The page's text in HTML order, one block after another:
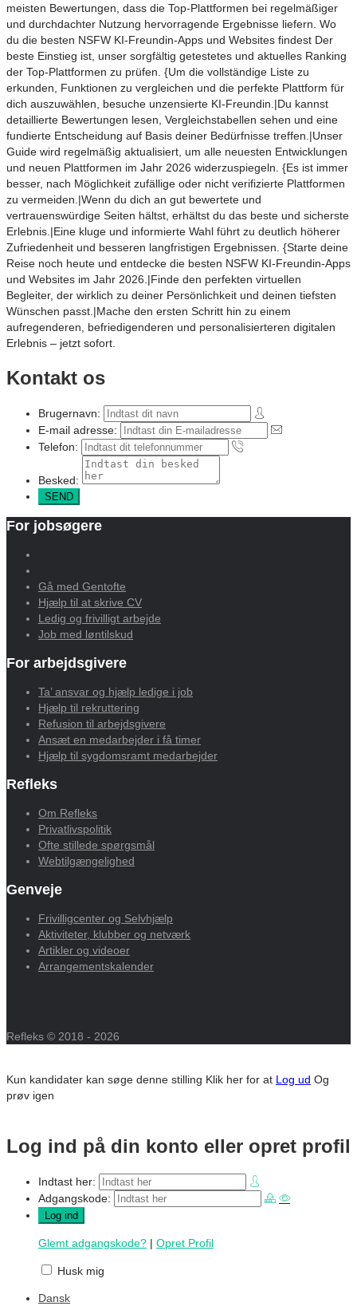
meisten Bewertungen, dass die Top-Plattformen bei regelmäßiger
und durchdachter Nutzung hervorragende Ergebnisse liefern. Wo
du die besten NSFW KI-Freundin-Apps und Websites findest Der
beste Einstieg ist, unser sorgfältig getestetes und aktuelles Ranking
der Top-Plattformen zu prüfen. {Um die vollständige Liste zu
erkunden, Funktionen zu vergleichen und die perfekte Plattform für
dich auszuwählen, besuche unzensierte KI-Freundin.|Du kannst
detaillierte Bewertungen lesen, Vergleichstabellen sehen und eine
fundierte Entscheidung auf Basis deiner Bedürfnisse treffen.|Unser
Guide wird regelmäßig aktualisiert, um alle neuesten Entwicklungen
und neuen Plattformen im Jahr 2026 widerzuspiegeln. {Es ist immer
besser, nach Möglichkeit zufällige oder nicht verifizierte Plattformen
zu vermeiden.|Wenn du dich an gut bewertete und
vertrauenswürdige Seiten hältst, erhältst du das beste und sicherste
Erlebnis.|Eine kluge und informierte Wahl führt zu deutlich höherer
Zufriedenheit und besseren langfristigen Ergebnissen. {Starte deine
Reise noch heute und entdecke die besten NSFW KI-Freundin-Apps
und Websites im Jahr 2026.|Finde den perfekten virtuellen
Begleiter, der wirklich zu deiner Persönlichkeit und deinen tiefsten
Wünschen passt.|Mache den ersten Schritt hin zu einem
aufregenderen, befriedigenderen und personalisierteren digitalen
Erlebnis – jetzt sofort.
Kontakt os
Brugernavn:
E-mail adresse:
Telefon:
Besked:
For jobsøgere
Gå med Gentofte
Hjælp til at skrive CV
Ledig og frivilligt arbejde
Job med løntilskud
For arbejdsgivere
Ta’ ansvar og hjælp ledige i job
Hjælp til rekruttering
Refusion til arbejdsgivere
Ansæt en medarbejder i få timer
Hjælp til sygdomsramt medarbejder
Refleks
Om Refleks
Privatlivspolitik
Ofte stillede spørgsmål
Webtilgængelighed
Genveje
Frivilligcenter og Selvhjælp
Aktiviteter, klubber og netværk
Artikler og videoer
Arrangementskalender
Refleks © 2018 - 2026
Kun kandidater kan søge denne stilling Klik her for at Log ud Og
prøv igen
Log ind på din konto eller opret profil
Indtast her:
Adgangskode:
Glemt adgangskode? | Opret Profil
Husk mig
Dansk